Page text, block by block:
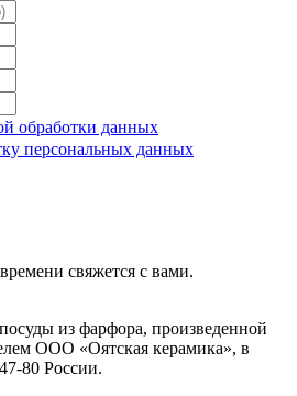
обработки данных
персональных данных
свяжется с вами.
из фарфора, произведенной
ООО «Оятская керамика», в
80 России.